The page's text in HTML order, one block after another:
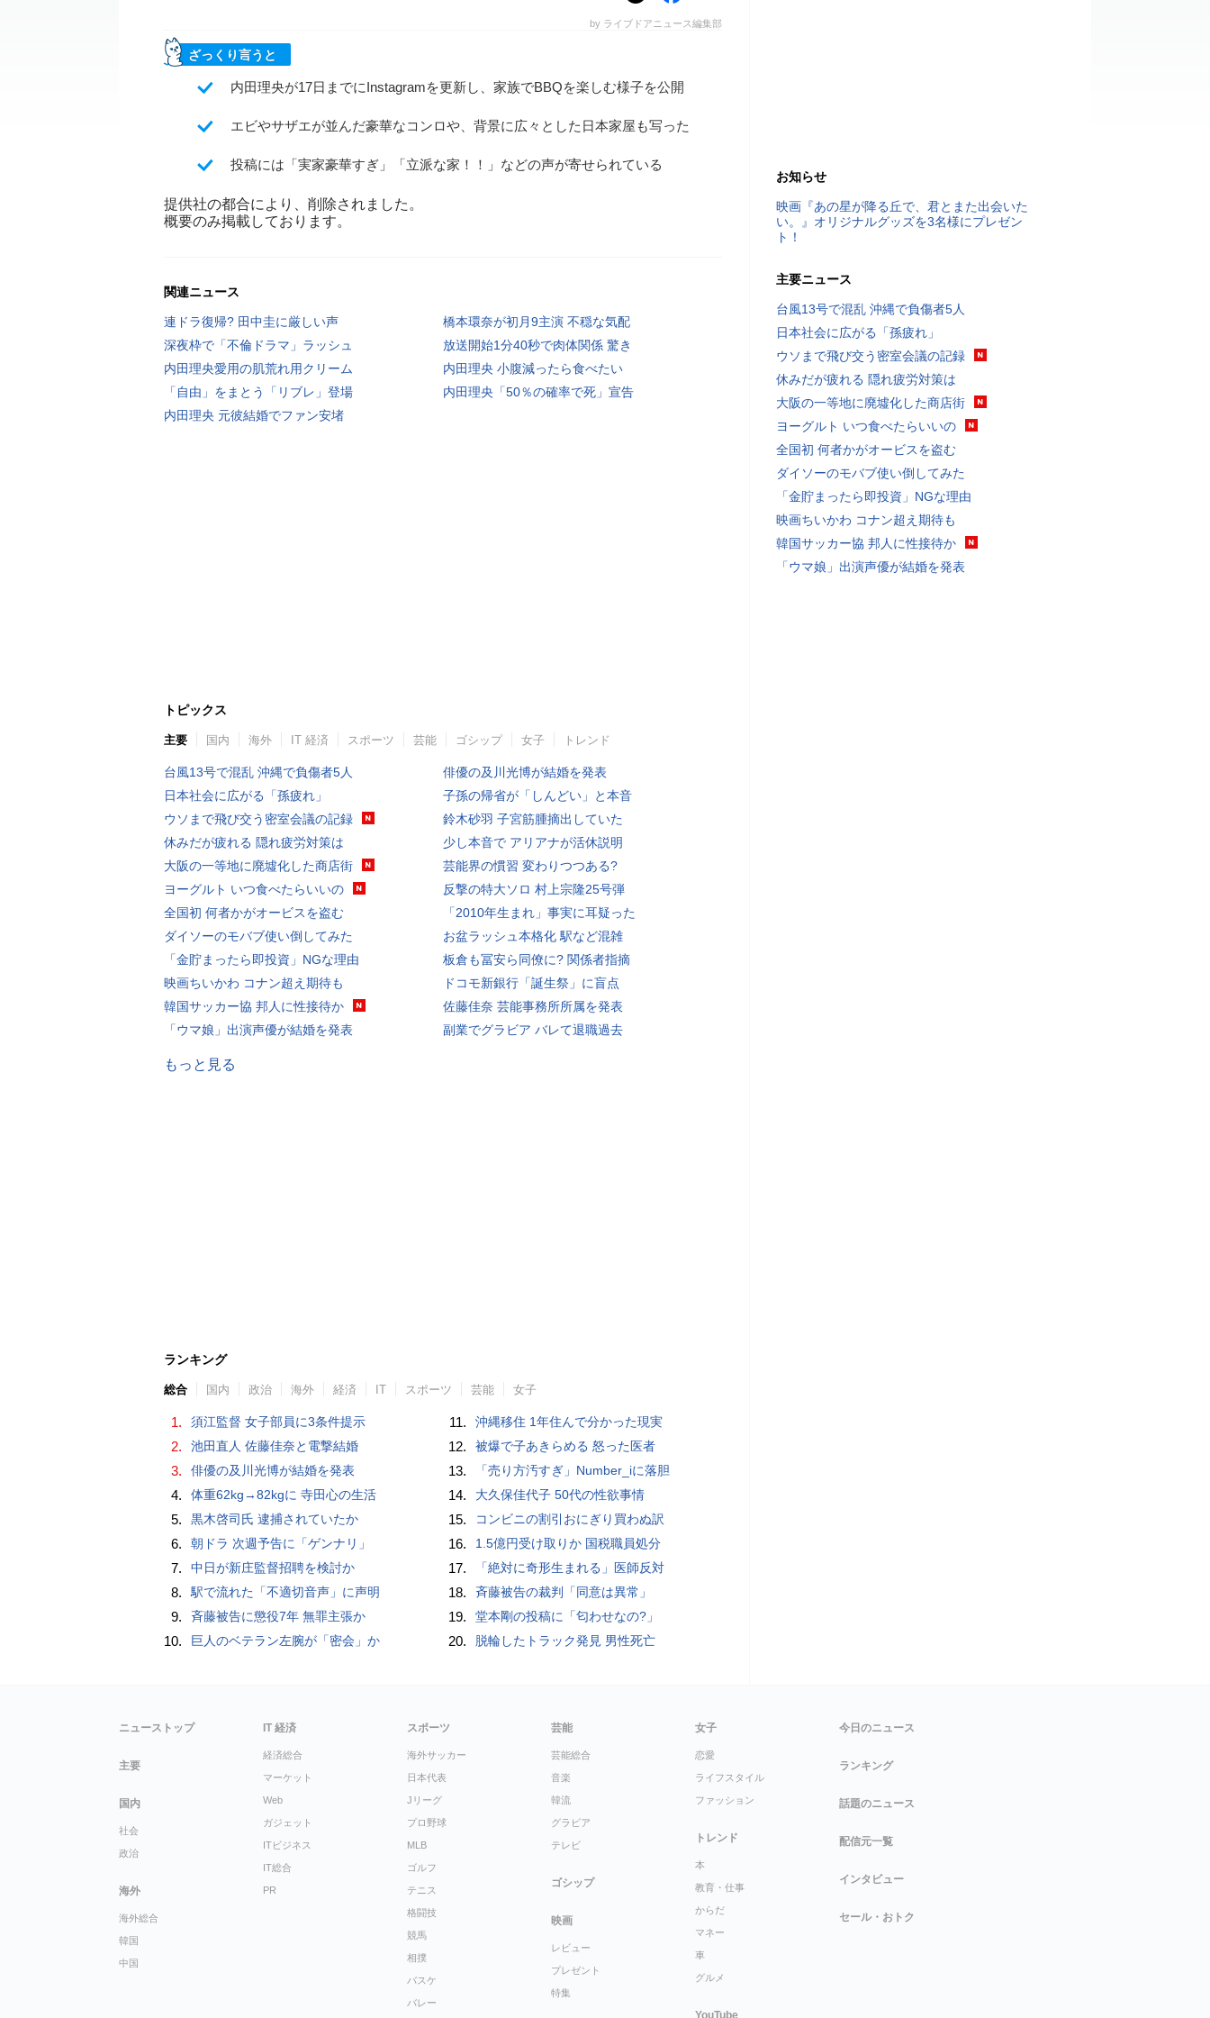
by ライブドアニュース編集部
ざっくり言うと
内田理央が17日までにInstagramを更新し、家族でBBQを楽しむ様子を公開
エビやサザエが並んだ豪華なコンロや、背景に広々とした日本家屋も写った
投稿には「実家豪華すぎ」「立派な家！！」などの声が寄せられている
提供社の都合により、削除されました。
概要のみ掲載しております。
関連ニュース
連ドラ復帰? 田中圭に厳しい声
橋本環奈が初月9主演 不穏な気配
深夜枠で「不倫ドラマ」ラッシュ
放送開始1分40秒で肉体関係 驚き
内田理央愛用の肌荒れ用クリーム
内田理央 小腹減ったら食べたい
「自由」をまとう「リブレ」登場
内田理央「50％の確率で死」宣告
内田理央 元彼結婚でファン安堵
トピックス
主要 国内 海外 IT 経済 スポーツ 芸能 ゴシップ 女子 トレンド
台風13号で混乱 沖縄で負傷者5人
日本社会に広がる「孫疲れ」
ウソまで飛び交う密室会議の記録
休みだが疲れる 隠れ疲労対策は
大阪の一等地に廃墟化した商店街
ヨーグルト いつ食べたらいいの
全国初 何者かがオービスを盗む
ダイソーのモバブ使い倒してみた
「金貯まったら即投資」NGな理由
映画ちいかわ コナン超え期待も
韓国サッカー協 邦人に性接待か
「ウマ娘」出演声優が結婚を発表
俳優の及川光博が結婚を発表
子孫の帰省が「しんどい」と本音
鈴木砂羽 子宮筋腫摘出していた
少し本音で アリアナが活休説明
芸能界の慣習 変わりつつある?
反撃の特大ソロ 村上宗隆25号弾
「2010年生まれ」事実に耳疑った
お盆ラッシュ本格化 駅など混雑
板倉も冨安ら同僚に? 関係者指摘
ドコモ新銀行「誕生祭」に盲点
佐藤佳奈 芸能事務所所属を発表
副業でグラビア バレて退職過去
もっと見る
ランキング
総合 国内 政治 海外 経済 IT スポーツ 芸能 女子
1. 須江監督 女子部員に3条件提示
2. 池田直人 佐藤佳奈と電撃結婚
3. 俳優の及川光博が結婚を発表
4. 体重62kg→82kgに 寺田心の生活
5. 黒木啓司氏 逮捕されていたか
6. 朝ドラ 次週予告に「ゲンナリ」
7. 中日が新庄監督招聘を検討か
8. 駅で流れた「不適切音声」に声明
9. 斉藤被告に懲役7年 無罪主張か
10. 巨人のベテラン左腕が「密会」か
11. 沖縄移住 1年住んで分かった現実
12. 被爆で子あきらめる 怒った医者
13. 「売り方汚すぎ」Number_iに落胆
14. 大久保佳代子 50代の性欲事情
15. コンビニの割引おにぎり買わぬ訳
16. 1.5億円受け取りか 国税職員処分
17. 「絶対に奇形生まれる」医師反対
18. 斉藤被告の裁判「同意は異常」
19. 堂本剛の投稿に「匂わせなの?」
20. 脱輪したトラック発見 男性死亡
お知らせ
映画『あの星が降る丘で、君とまた出会いた
い。』オリジナルグッズを3名様にプレゼン
ト！
主要ニュース
台風13号で混乱 沖縄で負傷者5人
日本社会に広がる「孫疲れ」
ウソまで飛び交う密室会議の記録
休みだが疲れる 隠れ疲労対策は
大阪の一等地に廃墟化した商店街
ヨーグルト いつ食べたらいいの
全国初 何者かがオービスを盗む
ダイソーのモバブ使い倒してみた
「金貯まったら即投資」NGな理由
映画ちいかわ コナン超え期待も
韓国サッカー協 邦人に性接待か
「ウマ娘」出演声優が結婚を発表
ニューストップ
主要
国内
社会
政治
海外
海外総合
韓国
中国
IT 経済
経済総合
マーケット
Web
ガジェット
ITビジネス
IT総合
PR
スポーツ
海外サッカー
日本代表
Jリーグ
プロ野球
MLB
ゴルフ
テニス
格闘技
競馬
相撲
バスケ
バレー
芸能
芸能総合
音楽
韓流
グラビア
テレビ
ゴシップ
映画
レビュー
プレゼント
特集
女子
恋愛
ライフスタイル
ファッション
トレンド
本
教育・仕事
からだ
マネー
車
グルメ
YouTube
今日のニュース
ランキング
話題のニュース
配信元一覧
インタビュー
セール・おトク